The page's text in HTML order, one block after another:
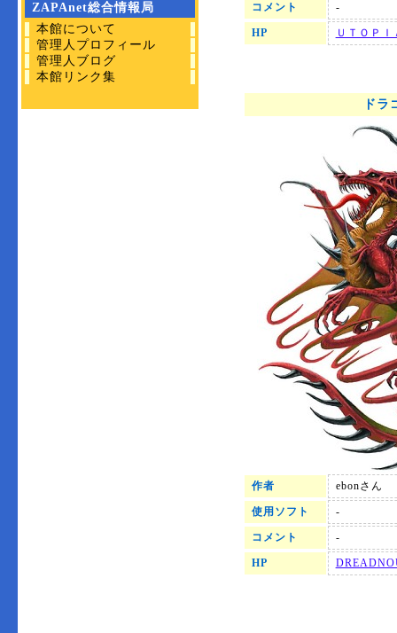
ZAPAnet総合情報局
本館について
管理人プロフィール
管理人ブログ
本館リンク集
コメント -
HP ＵＴＯＰＩ
ドラ
作者 ebonさん
使用ソフト -
コメント -
HP